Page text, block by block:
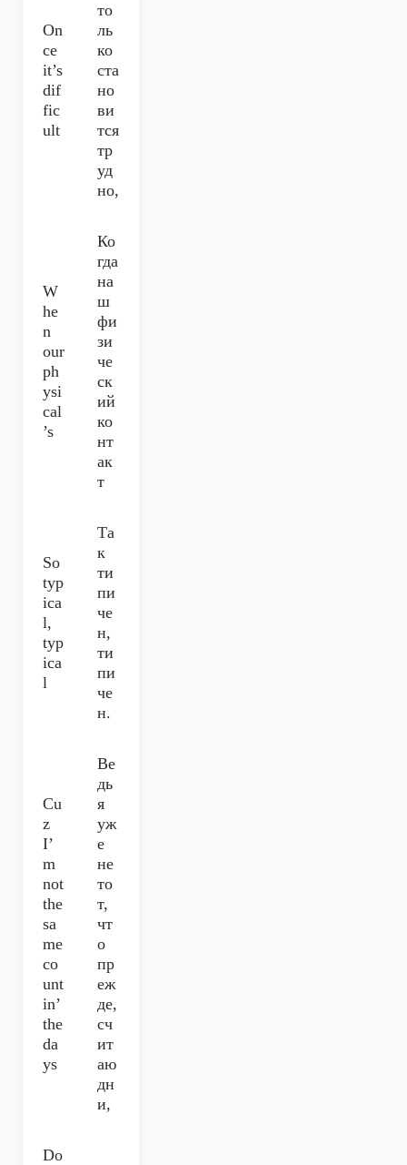
On
ce
it’s
dif
fic
ult
то
ль
ко
ста
но
ви
тся
тр
уд
но,
W
he
n
our
ph
ysi
cal
’s
Ко
гда
на
ш
фи
зи
че
ск
ий
ко
нт
ак
т
So
typ
ica
l,
typ
ica
l
Та
к
ти
пи
че
н,
ти
пи
че
н.
Cu
z
I’
m
not
the
sa
me
co
unt
in’
the
da
ys
Ве
дь
я
уж
е
не
то
т,
чт
о
пр
еж
де,
сч
ит
аю
дн
и,
Do